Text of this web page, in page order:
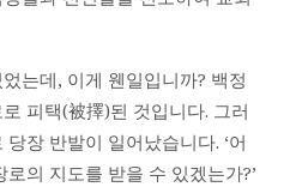
는데, 이게 웬일입니까? 백정
피택(被擇)된 것입니다. 그러
장 반발이 일어났습니다. ‘어
의 지도를 받을 수 있겠는가?’